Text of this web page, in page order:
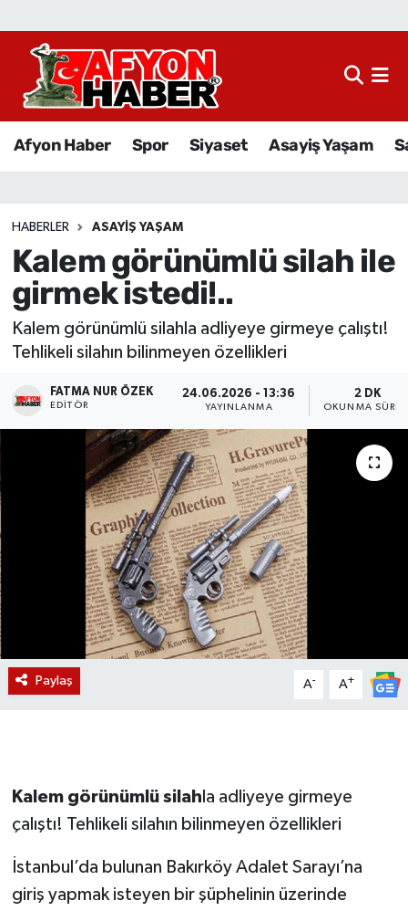
Afyon Haber Spor Siyaset Asayiş Yaşam
HABERLER ASAYIŞ YAŞAM
Kalem görünümlü silah ile
girmek istedi!..
Kalem görünümlü silahla adliyeye girmeye çalıştı!
Tehlikeli silahın bilinmeyen özellikleri
FATMA NUR ÖZEK
EDITÖR
24.06.2026 - 13:36
YAYINLANMA
2 DK
OKUNMA
Paylaş A- A+
Kalem görünümlü silah la adliyeye girmeye
çalıştı! Tehlikeli silahın bilinmeyen özellikleri
İstanbul’da bulunan Bakırköy Adalet Sarayı’na
giriş yapmak isteyen bir şüphelinin üzerinde
Afyon Haber
Sağlık
Eğitim
Sivil Toplum
Ekonomi
Magazin
Etkinlikler